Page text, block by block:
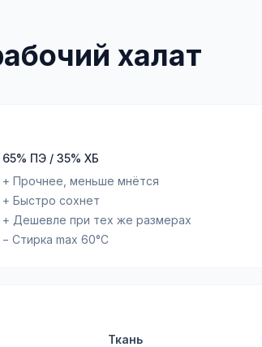
халат
65% ПЭ / 35% ХБ
+ Прочнее, меньше мнётся
+ Быстро сохнет
+ Дешевле при тех же размерах
− Стирка max 60°C
Ткань